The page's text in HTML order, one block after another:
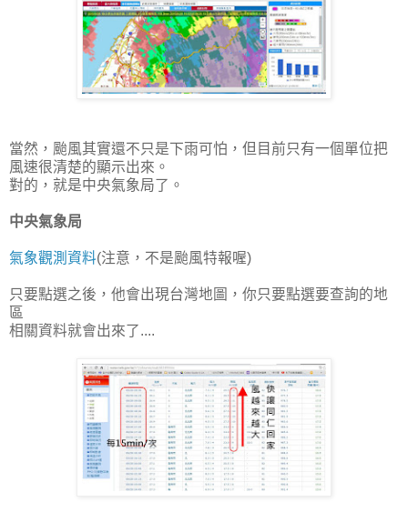
當然，颱風其實還不只是下雨可怕，但目前只有一個單位把
風速很清楚的顯示出來。
對的，就是中央氣象局了。
中央氣象局
氣象觀測資料(注意，不是颱風特報喔)
只要點選之後，他會出現台灣地圖，你只要點選要查詢的地
區
相關資料就會出來了....